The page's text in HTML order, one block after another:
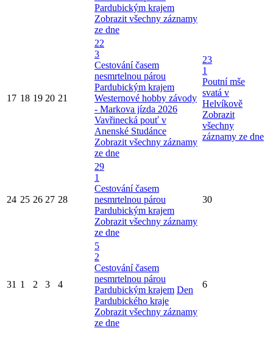
Pardubickým krajem
Zobrazit všechny záznamy
ze dne
17 18 19 20 21
22
3
Cestování časem
nesmrtelnou párou
Pardubickým krajem
Westernové hobby závody
- Markova jízda 2026
Vavřinecká pouť v
Anenské Studánce
Zobrazit všechny záznamy
ze dne
23
1
Poutní mše
svatá v
Helvíkově
Zobrazit
všechny
záznamy ze dne
24 25 26 27 28
29
1
Cestování časem
nesmrtelnou párou
Pardubickým krajem
Zobrazit všechny záznamy
ze dne
30
31 1 2 3 4
5
2
Cestování časem
nesmrtelnou párou
Pardubickým krajem Den
Pardubického kraje
Zobrazit všechny záznamy
ze dne
6